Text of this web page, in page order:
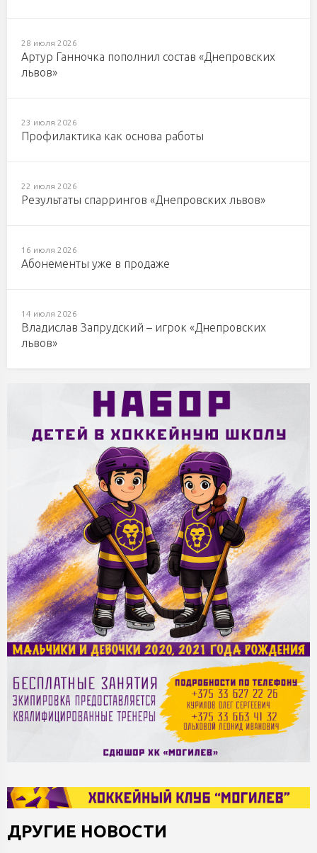
28 июля 2026
Артур Ганночка пополнил состав «Днепровских
львов»
23 июля 2026
Профилактика как основа работы
22 июля 2026
Результаты спаррингов «Днепровских львов»
16 июля 2026
Абонементы уже в продаже
14 июля 2026
Владислав Запрудский – игрок «Днепровских
львов»
ДРУГИЕ НОВОСТИ